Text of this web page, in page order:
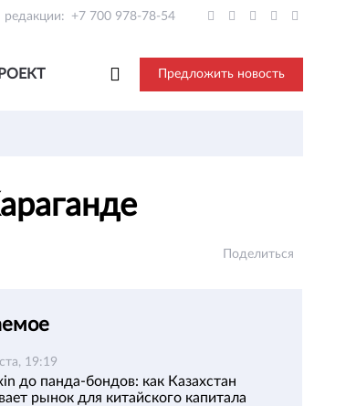
редакции: +7 700 978-78-54
Предложить новость
Поделиться
19:19
до панда-бондов: как Казахстан
рынок для китайского капитала